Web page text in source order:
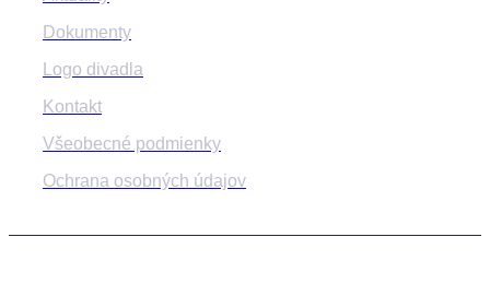
Dokumenty
Logo divadla
Kontakt
Všeobecné podmienky
Ochrana osobných údajov